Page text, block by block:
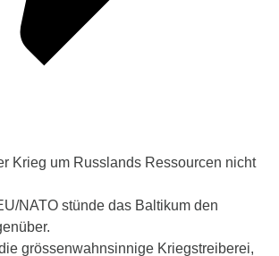
Krieg um Russlands Ressourcen nicht
NATO stünde das Baltikum den
grössenwahnsinnige Kriegstreiberei,